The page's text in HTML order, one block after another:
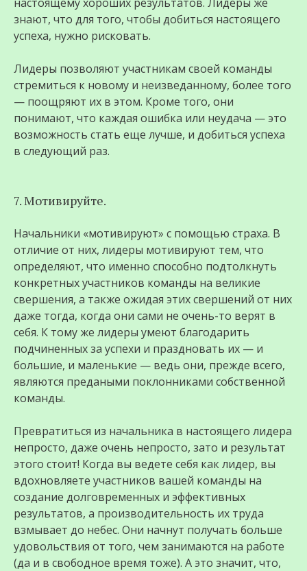
знают, что для того, чтобы добиться настоящего
успеха, нужно рисковать.
Лидеры позволяют участникам своей команды
стремиться к новому и неизведанному, более того
— поощряют их в этом. Кроме того, они
понимают, что каждая ошибка или неудача — это
возможность стать еще лучше, и добиться успеха
в следующий раз.
7. Мотивируйте.
Начальники «мотивируют» с помощью страха. В
отличие от них, лидеры мотивируют тем, что
определяют, что именно способно подтолкнуть
конкретных участников команды на великие
свершения, а также ожидая этих свершений от них
даже тогда, когда они сами не очень-то верят в
себя. К тому же лидеры умеют благодарить
подчиненных за успехи и праздновать их — и
большие, и маленькие — ведь они, прежде всего,
являются предаными поклонниками собственной
команды.
Превратиться из начальника в настоящего лидера
непросто, даже очень непросто, зато и результат
этого стоит! Когда вы ведете себя как лидер, вы
вдохновляете участников вашей команды на
создание долговременных и эффективных
результатов, а производительность их труда
взмывает до небес. Они начнут получать больше
удовольствия от того, чем занимаются на работе
(да и в свободное время тоже). А это значит, что,